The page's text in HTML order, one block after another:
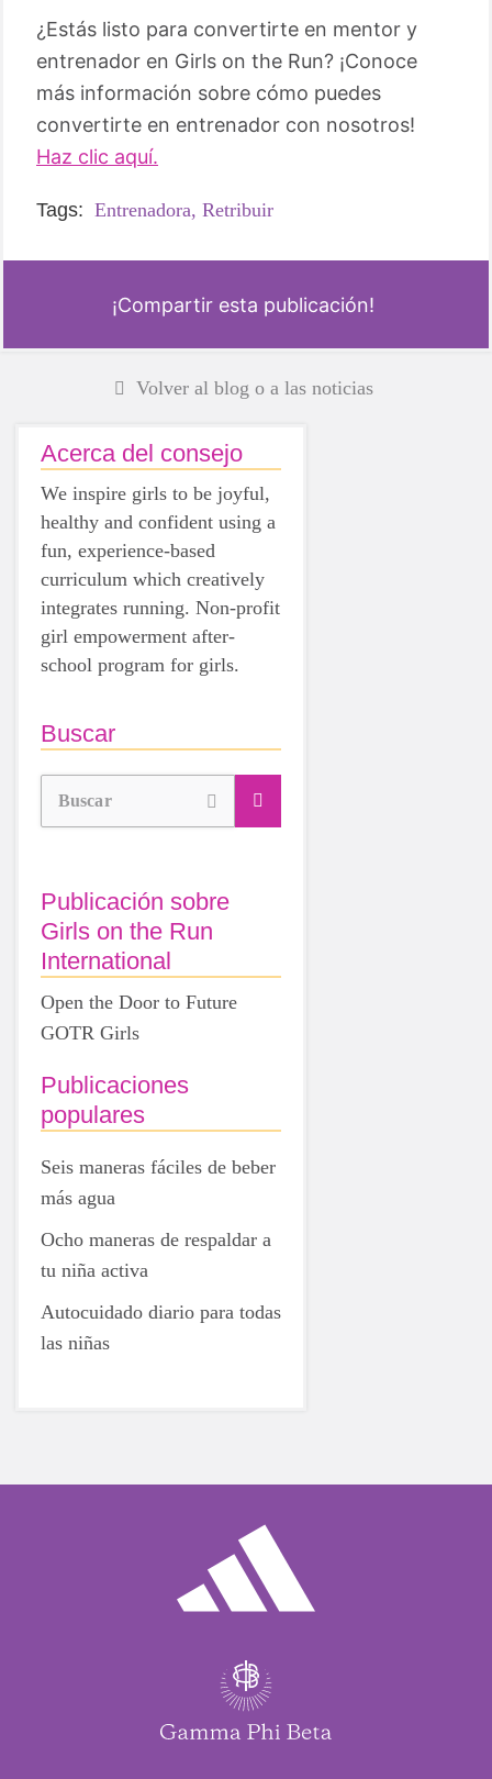
¿Estás listo para convertirte en mentor y
entrenador en Girls on the Run? ¡Conoce
más información sobre cómo puedes
convertirte en entrenador con nosotros!
Haz clic aquí.
Tags: Entrenadora, Retribuir
¡Compartir esta publicación!
Volver al blog o a las noticias
Acerca del consejo
We inspire girls to be joyful,
healthy and confident using a
fun, experience-based
curriculum which creatively
integrates running. Non-profit
girl empowerment after-
school program for girls.
Buscar
Buscar
Publicación sobre
Girls on the Run
International
Open the Door to Future
GOTR Girls
Publicaciones
populares
Seis maneras fáciles de beber
más agua
Ocho maneras de respaldar a
tu niña activa
Autocuidado diario para todas
las niñas